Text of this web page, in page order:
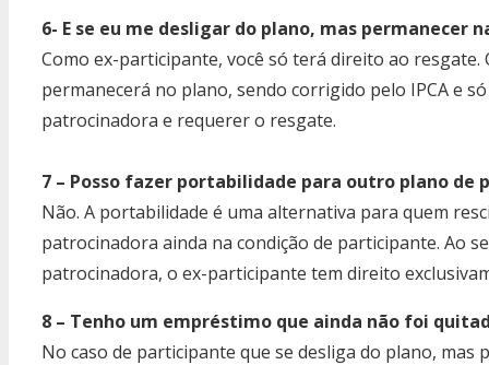
6- E se eu me desligar do plano, mas permanecer
Como ex-participante, você só terá direito ao
permanecerá no plano, sendo corrigido pelo IPCA e
patrocinadora e requerer o resgate.
7 – Posso fazer portabilidade para outro plano de
Não. A portabilidade é uma alternativa para quem
patrocinadora ainda na condição de participante. Ao
patrocinadora, o ex-participante tem direito
8 – Tenho um empréstimo que ainda não foi
No caso de participante que se desliga do plano, mas